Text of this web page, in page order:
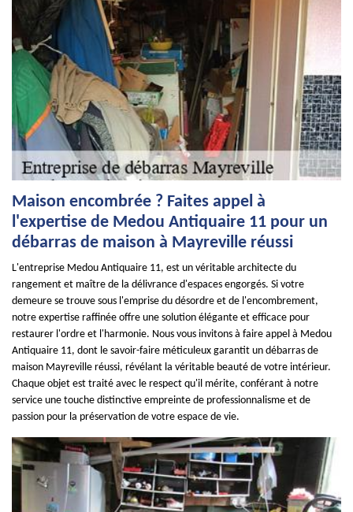
Maison encombrée ? Faites appel à
l'expertise de Medou Antiquaire 11 pour un
débarras de maison à Mayreville réussi
L'entreprise Medou Antiquaire 11, est un véritable architecte du
rangement et maître de la délivrance d'espaces engorgés. Si votre
demeure se trouve sous l'emprise du désordre et de l'encombrement,
notre expertise raffinée offre une solution élégante et efficace pour
restaurer l'ordre et l'harmonie. Nous vous invitons à faire appel à Medou
Antiquaire 11, dont le savoir-faire méticuleux garantit un débarras de
maison Mayreville réussi, révélant la véritable beauté de votre intérieur.
Chaque objet est traité avec le respect qu'il mérite, conférant à notre
service une touche distinctive empreinte de professionnalisme et de
passion pour la préservation de votre espace de vie.